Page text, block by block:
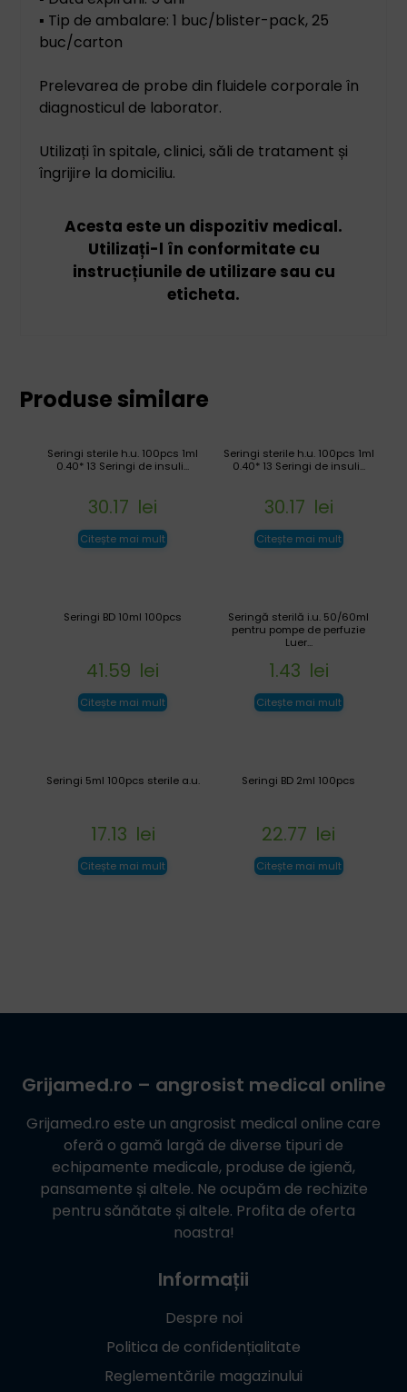
▪ Tip de ambalare: 1 buc/blister-pack, 25
buc/carton
Prelevarea de probe din fluidele corporale în
diagnosticul de laborator.
Utilizați în spitale, clinici, săli de tratament și
îngrijire la domiciliu.
Acesta este un dispozitiv medical.
Utilizați-l în conformitate cu
instrucțiunile de utilizare sau cu
eticheta.
Produse similare
Seringi sterile h.u. 100pcs 1ml
0.40* 13 Seringi de insuli...
30.17 lei
Citește mai mult
Seringi sterile h.u. 100pcs 1ml
0.40* 13 Seringi de insuli...
30.17 lei
Citește mai mult
Seringă sterilă i.u. 50/60ml
pentru pompe de perfuzie
Luer...
1.43 lei
Citește mai mult
Seringi BD 10ml 100pcs
41.59 lei
Citește mai mult
Seringi BD 2ml 100pcs
22.77 lei
Citește mai mult
Seringi 5ml 100pcs sterile a.u.
17.13 lei
Citește mai mult
Grijamed.ro – angrosist medical online
Grijamed.ro este un angrosist medical online care
oferă o gamă largă de diverse tipuri de
echipamente medicale, produse de igienă,
pansamente și altele. Ne ocupăm de rechizite
pentru sănătate și altele. Profita de oferta
noastra!
Informații
Despre noi
Politica de confidențialitate
Reglementările magazinului